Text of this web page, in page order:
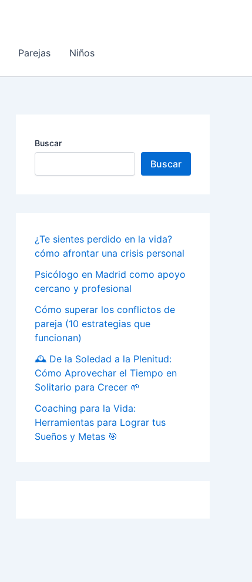
Parejas Niños
Buscar
Buscar
¿Te sientes perdido en la vida?
cómo afrontar una crisis personal
Psicólogo en Madrid como apoyo
cercano y profesional
Cómo superar los conflictos de
pareja (10 estrategias que
funcionan)
🕰️ De la Soledad a la Plenitud:
Cómo Aprovechar el Tiempo en
Solitario para Crecer 🌱
Coaching para la Vida:
Herramientas para Lograr tus
Sueños y Metas 🎯